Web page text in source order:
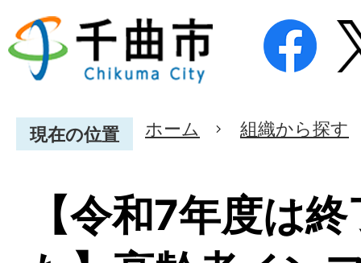
現在の位置 ホーム 組織から探す
【令和7年度は